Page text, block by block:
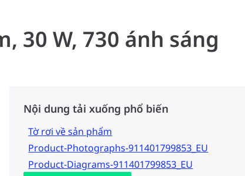
30 W, 730 ánh sáng
Nội dung tải xuống phổ biến
Tờ rơi về sản phẩm
Product-Photographs-911401799853_EU
Product-Diagrams-911401799853_EU